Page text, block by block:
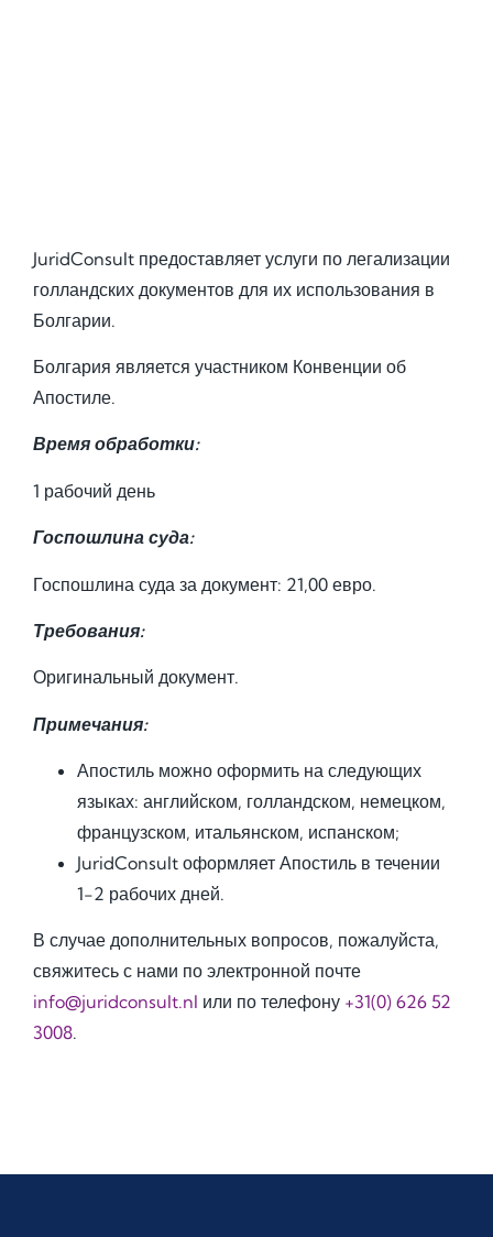
JuridConsult предоставляет услуги по легализации
голландских документов для их использования в
Болгарии.
Болгария является участником Конвенции об
Апостиле.
Время обработки:
1 рабочий день
Госпошлина суда:
Госпошлина суда за документ: 21,00 евро.
Требования:
Оригинальный документ.
Примечания:
Апостиль можно оформить на следующих
языках: английском, голландском, немецком,
французском, итальянском, испанском;
JuridConsult оформляет Апостиль в течении
1-2 рабочих дней.
В случае дополнительных вопросов, пожалуйста,
свяжитесь с нами по электронной почте
info@juridconsult.nl или по телефону +31(0) 626 52
3008.